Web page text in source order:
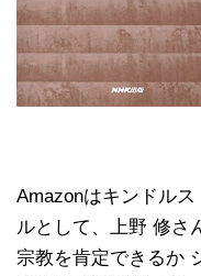
Amazonはキンドル
ルとして、上野 修
宗教を肯定できるか